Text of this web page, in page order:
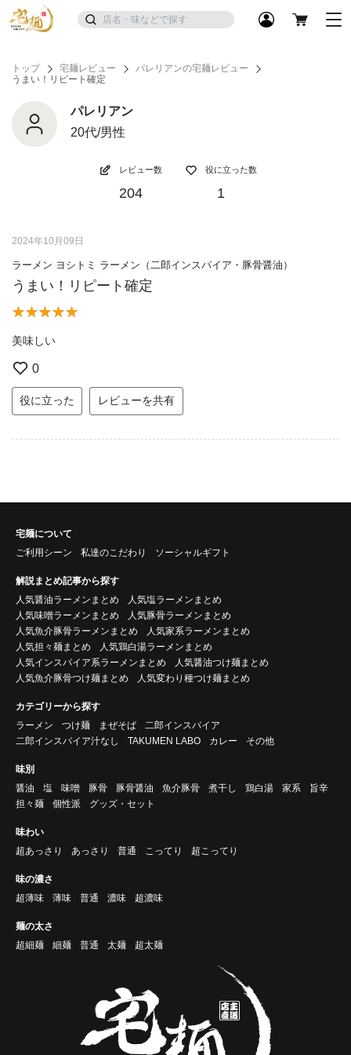
トップ 宅麺レビュー
パレリアンの宅麺レビュー
うまい！リピート確定
パレリアン
20代/男性
レビュー数
204
役に立った数
1
2024年10月09日
ラーメン ヨシトミ ラーメン（二郎インスパイア・豚骨醤油）
うまい！リピート確定
美味しい
0
役に立った レビューを共有
宅麺について
ご利用シーン
私達のこだわり ソーシャルギフト
解説まとめ記事から探す
人気醤油ラーメンまとめ
人気塩ラーメンまとめ
人気味噌ラーメンまとめ
人気豚骨ラーメンまとめ
人気魚介豚骨ラーメンまとめ
人気家系ラーメンまとめ
人気担々麺まとめ
人気鶏白湯ラーメンまとめ
人気インスパイア系ラーメンまとめ
人気醤油つけ麺まとめ
人気魚介豚骨つけ麺まとめ
人気変わり種つけ麺まとめ
カテゴリーから探す
ラーメン
つけ麺 まぜそば
二郎インスパイア
二郎インスパイア汁なし
TAKUMEN LABO カレー その他
味別
醤油
塩 味噌 豚骨 豚骨醤油 魚介豚骨 煮干し 鶏白湯 家系
旨辛
担々麺
個性派 グッズ・セット
味わい
超あっさり
あっさり 普通 こってり 超こってり
味の濃さ
超薄味
薄味 普通 濃味 超濃味
麺の太さ
超細麺
細麺 普通 太麺 超太麺